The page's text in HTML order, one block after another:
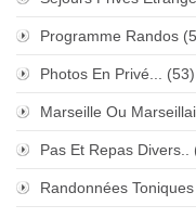
Programme Randos
Photos En Privé... (53)
Marseille Ou
Pas Et Repas Divers..
Randonnées